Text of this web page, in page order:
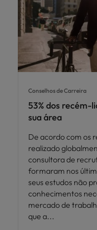
Conselhos de Carreira
53% dos recém-
sua área
De acordo com os
realizado
consultora de
formaram nos
seus estudos não
conhecimentos
mercado de
que a